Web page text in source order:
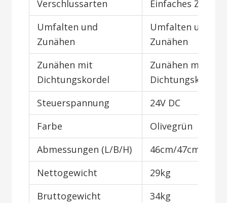
Verschlussarten
Einfaches
Umfalten und
Zunähen
Umfalten und
Zunähen
Zunähen mit
Dichtungskordel
Zunähen mit
Dichtungskordel
Steuerspannung
24V DC
Farbe
Olivegrün
Abmessungen (L/B/H)
46cm/47cm/41cm
Nettogewicht
29kg
Bruttogewicht
34kg